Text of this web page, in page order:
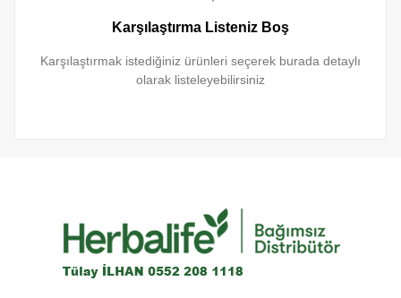
Karşılaştırma Listeniz Boş
Karşılaştırmak istediğiniz ürünleri seçerek burada detaylı
olarak listeleyebilirsiniz